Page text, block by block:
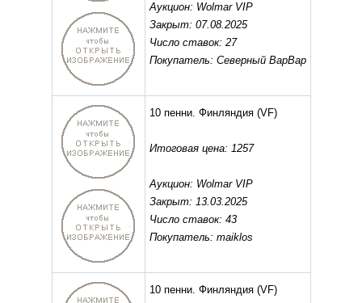
Аукцион: Wolmar VIP
Закрыт: 07.08.2025
Число ставок: 27
Покупатель: Северный ВарВар
10 пенни. Финляндия(VF)
Итоговая цена: 1257
Аукцион: Wolmar VIP
Закрыт: 13.03.2025
Число ставок: 43
Покупатель: maiklos
10 пенни. Финляндия(VF)